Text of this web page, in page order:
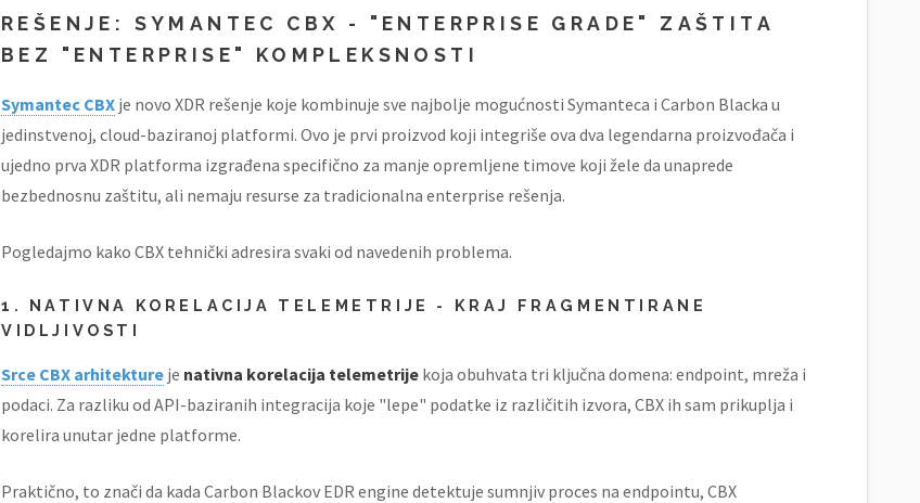
REŠENJE: SYMANTEC CBX - "ENTERPRISE GRADE" ZAŠTITA
BEZ "ENTERPRISE" KOMPLEKSNOSTI
Symantec CBX je novo XDR rešenje koje kombinuje sve najbolje mogućnosti Symanteca i Carbon Blacka u
jedinstvenoj, cloud-baziranoj platformi. Ovo je prvi proizvod koji integriše ova dva legendarna proizvođača i
ujedno prva XDR platforma izgrađena specifično za manje opremljene timove koji žele da unaprede
bezbednosnu zaštitu, ali nemaju resurse za tradicionalna enterprise rešenja.
Pogledajmo kako CBX tehnički adresira svaki od navedenih problema.
1. NATIVNA KORELACIJA TELEMETRIJE - KRAJ FRAGMENTIRANE
VIDLJIVOSTI
Srce CBX arhitekture je nativna korelacija telemetrije koja obuhvata tri ključna domena: endpoint, mreža i
podaci. Za razliku od API-baziranih integracija koje "lepe" podatke iz različitih izvora, CBX ih sam prikuplja i
korelira unutar jedne platforme.
Praktično, to znači da kada Carbon Blackov EDR engine detektuje sumnjiv proces na endpointu, CBX